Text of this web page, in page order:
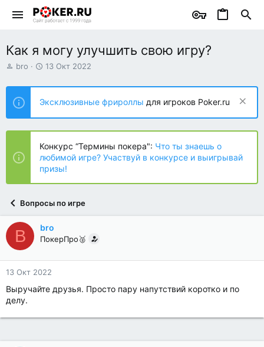
Как я могу улучшить свою игру?
А
т
о
р
т
е
ы
bro
Д
т
н
а
ч
л
а
13 Окт 2022
Эксклюзивные фрироллы для игроков Poker.ru
Конкурс “Термины покера": Что ты знаешь о
любимой игре? Участвуй в конкурсе и выигрывай
призы!
Вопросы по игре
B bro
ПокерПро🥈
13 Окт 2022
Выручайте друзья. Просто пару напутствий коротко и по
делу.